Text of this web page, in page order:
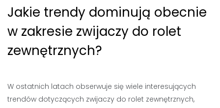
Jakie trendy dominują obecnie
w zakresie zwijaczy do rolet
zewnętrznych?
W ostatnich latach obserwuje się wiele interesujących
trendów dotyczących zwijaczy do rolet zewnętrznych,